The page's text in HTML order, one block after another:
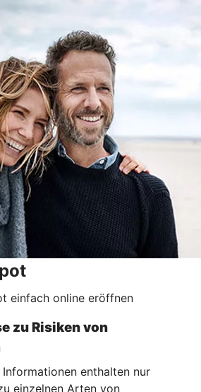
einfach online eröffnen
zu Risiken von
enthalten nur
einzelnen Arten von